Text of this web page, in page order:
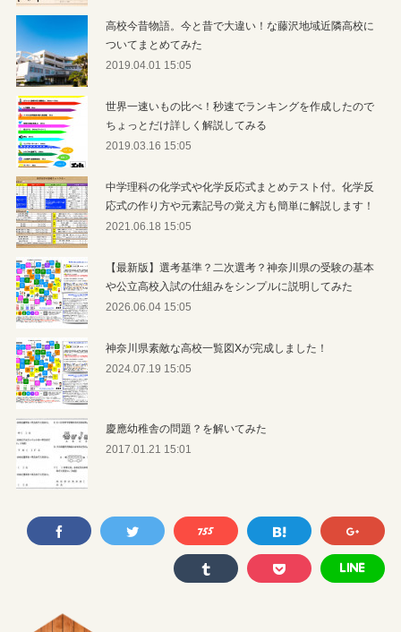
高校今昔物語。今と昔で大違い！な藤沢地域近隣高校に
ついてまとめてみた
2019.04.01 15:05
世界一速いもの比べ！秒速でランキングを作成したので
ちょっとだけ詳しく解説してみる
2019.03.16 15:05
中学理科の化学式や化学反応式まとめテスト付。化学反
応式の作り方や元素記号の覚え方も簡単に解説します！
2021.06.18 15:05
【最新版】選考基準？二次選考？神奈川県の受験の基本
や公立高校入試の仕組みをシンプルに説明してみた
2026.06.04 15:05
神奈川県素敵な高校一覧図Xが完成しました！
2024.07.19 15:05
慶應幼稚舎の問題？を解いてみた
2017.01.21 15:01